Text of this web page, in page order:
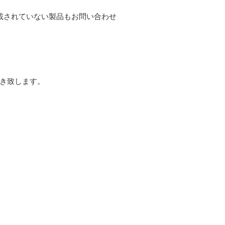
されていない製品もお問い合わせ
致します。